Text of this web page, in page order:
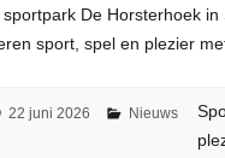
De Horsterhoek
sport, spel en plezier
22 juni 2026 Nieuws